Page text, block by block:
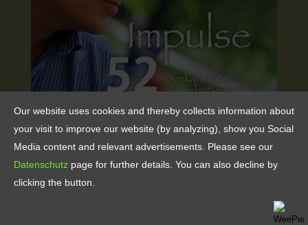
Aktuelles
Info Ausbildung Integralen Systemischen Coach /
Familienaufsteller(in)
Ich Möchte Dich So Gerne Lieben – Über Die Schwierige Liebe
Our website uses cookies and thereby collects information about
your visit to improve our website (by analyzing), show you Social
Media content and relevant advertisements. Please see our
Datenschutz page for further details. You can also decline by
clicking the button.